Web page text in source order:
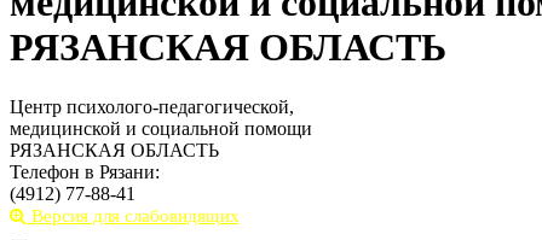
РЯЗАНСКАЯ ОБЛАСТЬ
Центр психолого-педагогической,
медицинской и социальной помощи
РЯЗАНСКАЯ ОБЛАСТЬ
Телефон в Рязани:
(4912) 77-88-41
Версия для слабовидящих